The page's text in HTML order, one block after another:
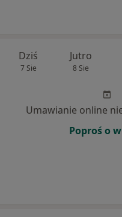
Dziś
7 Sie
Jutro
8 Sie
Umawianie online
Poproś o